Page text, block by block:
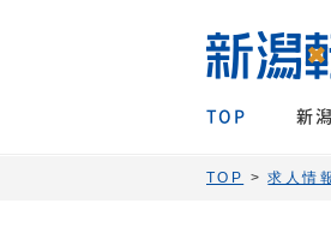
TOP 新
TOP >求人情